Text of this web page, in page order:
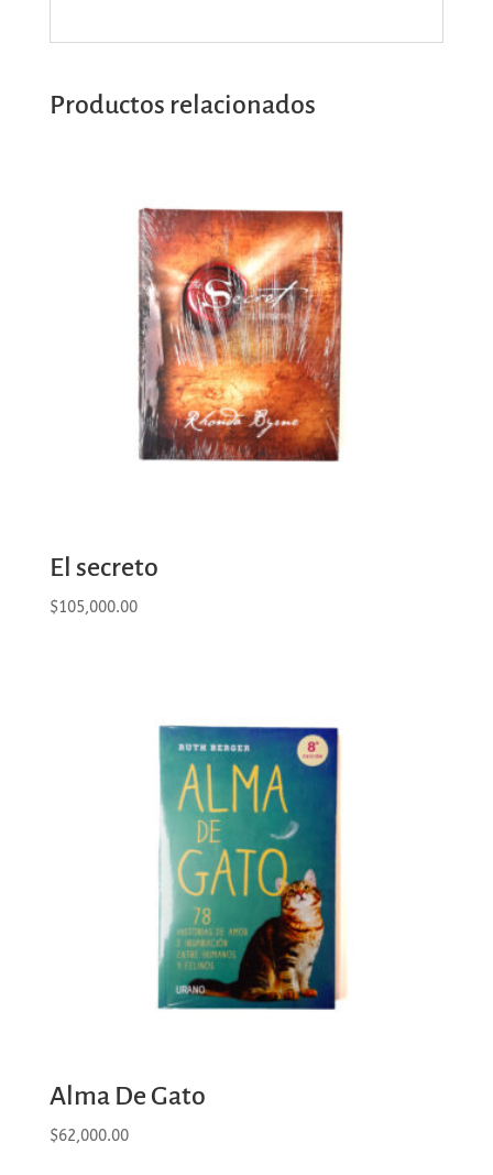
Productos relacionados
El secreto
$105,000.00
Alma De Gato
$62,000.00